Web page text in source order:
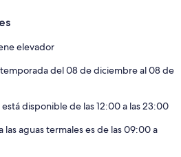
elevador
del 08 de diciembre al 08 de
está disponible de las 12:00 a las 23:00
las aguas termales es de las 09:00 a